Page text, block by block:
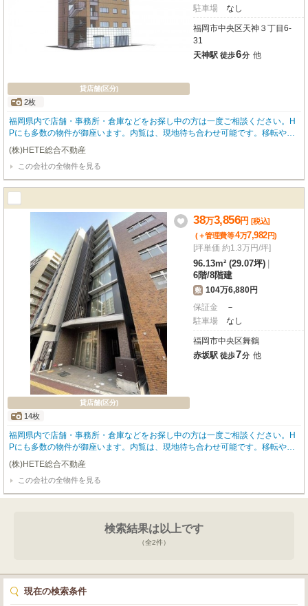
貸店舗(区分)
2枚
駐車場
なし
福岡市中央区天神３丁目6-
31
天神駅 徒歩6分 他
福岡県内で店舗・事務所・倉庫などをお探し中の方は一度ご相談ください。H
Pにも多数の物件が御座います。内覧は、現地待ち合わせ可能です。移転や増
設、新規開業等、しっかりとご対応をさせていただきます。
(株)HETE総合不動産
この会社の全物件を見る
貸店舗(区分)
14枚
38万3,856円 [税込]
(＋管理費等4万7,982円)
[坪単価 約1.3万円/坪]
96.13m² (29.07坪)
6階/8階建
敷 104万6,880円
保証金
－
駐車場
なし
福岡市中央区舞鶴
赤坂駅 徒歩7分 他
福岡県内で店舗・事務所・倉庫などをお探し中の方は一度ご相談ください。H
Pにも多数の物件が御座います。内覧は、現地待ち合わせ可能です。移転や増
設、新規開業等、しっかりとご対応をさせていただきます。
(株)HETE総合不動産
この会社の全物件を見る
検索結果は以上です
（全2件）
現在の検索条件